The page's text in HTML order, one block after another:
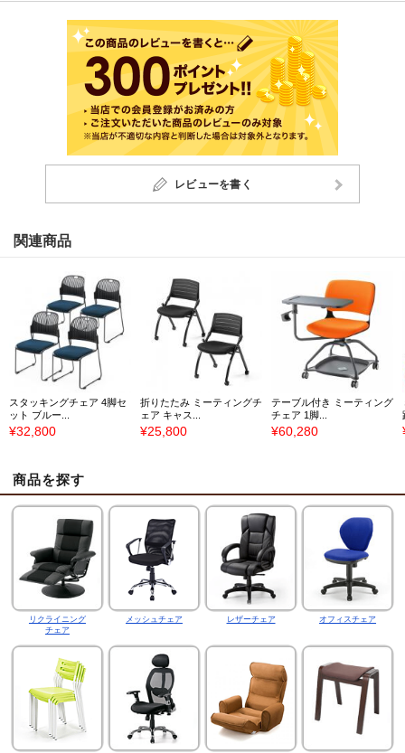
レビューを書く
関連商品
スタッキングチェア 4脚セ
ット ブルー...
¥32,800
折りたたみ ミーティングチ
ェア キャス...
¥25,800
テーブル付き ミーティング
チェア 1脚...
¥60,280
商品を探す
リクライニング
チェア
メッシュチェア レザーチェア オフィスチェア